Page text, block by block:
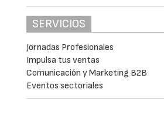
SERVICIOS
Jornadas Profesionales
Impulsa tus ventas
Comunicación y Marketing B2B
Eventos sectoriales